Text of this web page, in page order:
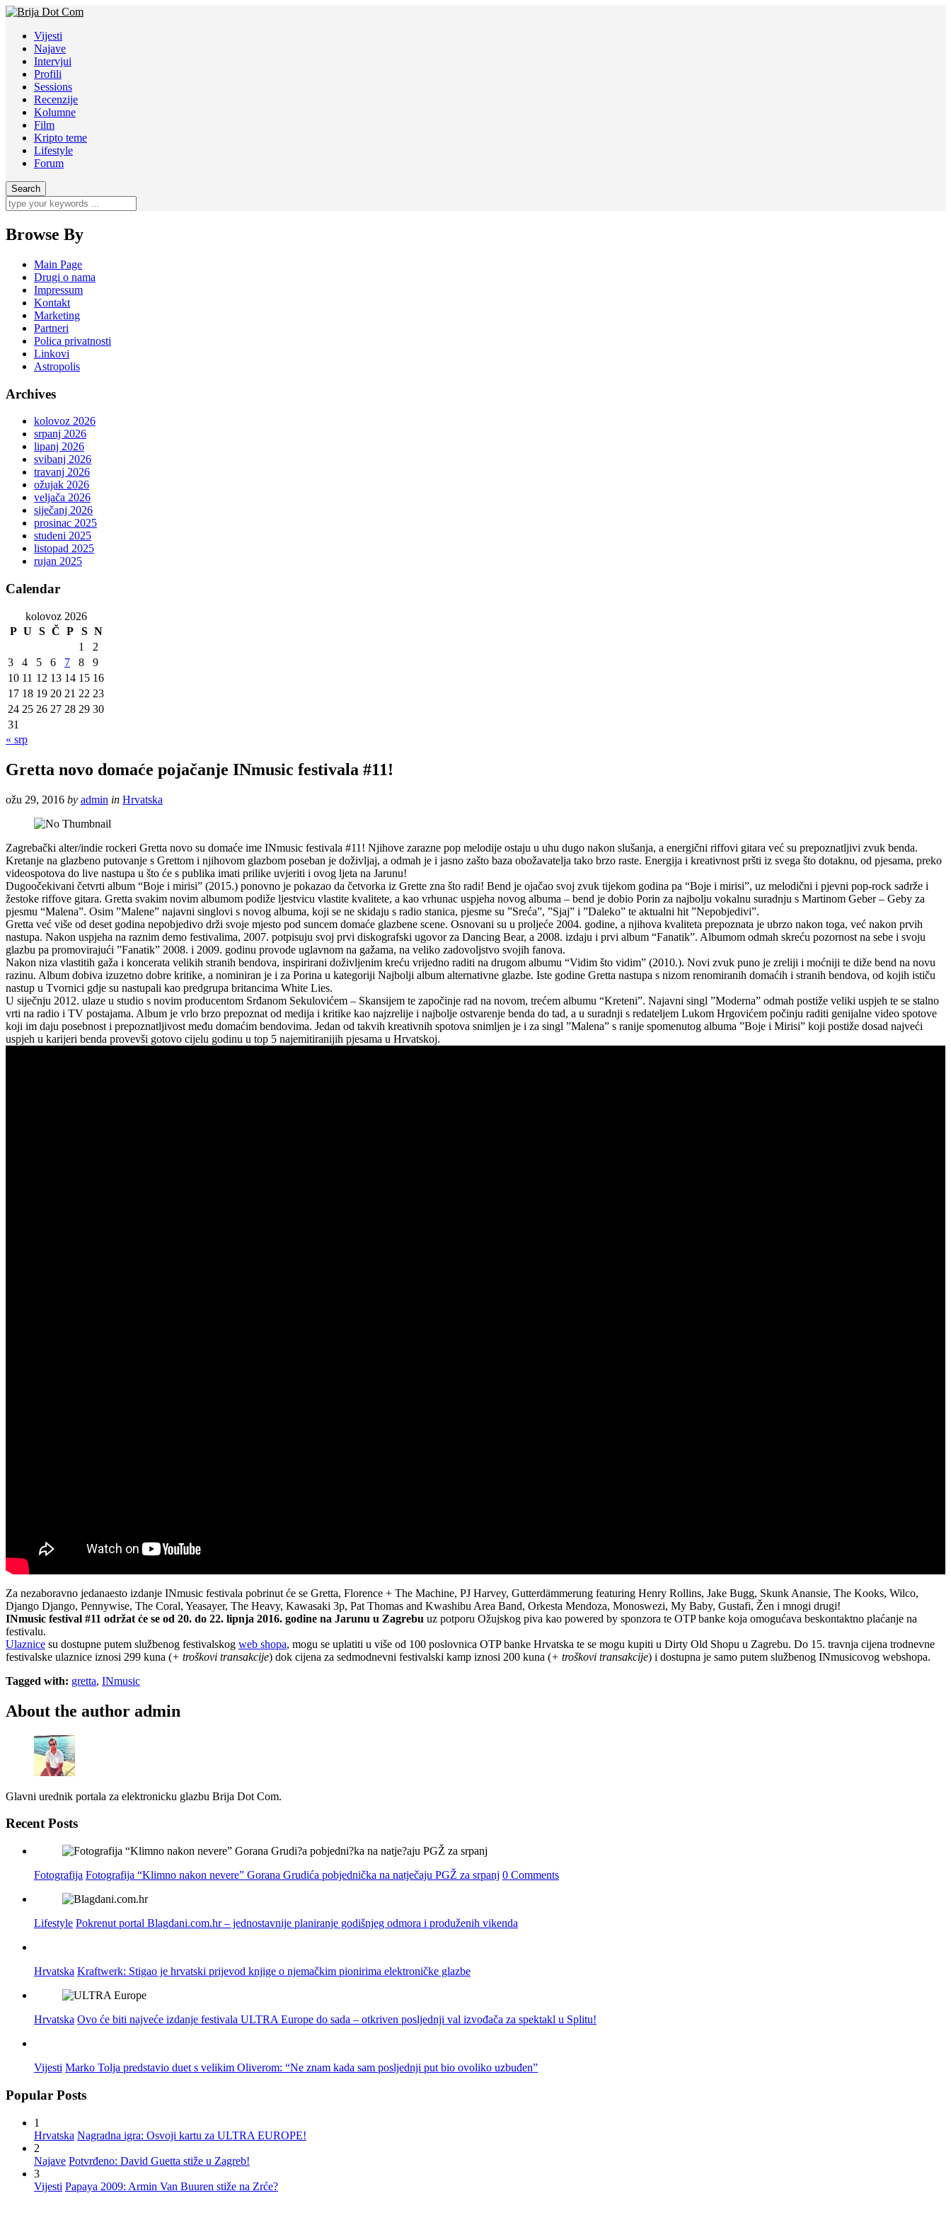
Vijesti
Najave
Intervjui
Profili
Sessions
Recenzije
Kolumne
Film
Kripto teme
Lifestyle
Forum
Browse By
Main Page
Drugi o nama
Impressum
Kontakt
Marketing
Partneri
Polica privatnosti
Linkovi
Astropolis
Archives
kolovoz 2026
srpanj 2026
lipanj 2026
svibanj 2026
travanj 2026
ožujak 2026
veljača 2026
siječanj 2026
prosinac 2025
studeni 2025
listopad 2025
rujan 2025
Calendar
kolovoz 2026
P U S Č P S N
1
2
3
4 5 6 7 8
9
10 11 12 13 14 15 16
17 18 19 20 21 22 23
24 25 26 27 28 29 30
31
« srp
Gretta novo domaće pojačanje INmusic festivala #11!
ožu 29, 2016 by admin in Hrvatska
Zagrebački alter/indie rockeri Gretta novo su domaće ime INmusic festivala #11! Njihove zarazne pop melodije ostaju u uhu dugo nakon slušanja, a energični riffovi gitara već su prepoznatljivi zvuk benda.
Kretanje na glazbeno putovanje s Grettom i njihovom glazbom poseban je doživljaj, a odmah je i jasno zašto baza obožavatelja tako brzo raste. Energija i kreativnost pršti iz svega što dotaknu, od pjesama, preko
videospotova do live nastupa u što će s publika imati prilike uvjeriti i ovog ljeta na Jarunu!
Dugoočekivani četvrti album “Boje i mirisi” (2015.) ponovno je pokazao da četvorka iz Grette zna što radi! Bend je ojačao svoj zvuk tijekom godina pa “Boje i mirisi”, uz melodični i pjevni pop-rock sadrže i
žestoke riffove gitara. Gretta svakim novim albumom podiže ljestvicu vlastite kvalitete, a kao vrhunac uspjeha novog albuma – bend je dobio Porin za najbolju vokalnu suradnju s Martinom Geber – Geby za
pjesmu “Malena”. Osim ”Malene” najavni singlovi s novog albuma, koji se ne skidaju s radio stanica, pjesme su ”Sreća”, ”Sjaj” i ”Daleko” te aktualni hit ”Nepobjedivi”.
Gretta već više od deset godina nepobjedivo drži svoje mjesto pod suncem domaće glazbene scene. Osnovani su u proljeće 2004. godine, a njihova kvaliteta prepoznata je ubrzo nakon toga, već nakon prvih
nastupa. Nakon uspjeha na raznim demo festivalima, 2007. potpisuju svoj prvi diskografski ugovor za Dancing Bear, a 2008. izdaju i prvi album “Fanatik”. Albumom odmah skreću pozornost na sebe i svoju
glazbu pa promovirajući ”Fanatik” 2008. i 2009. godinu provode uglavnom na gažama, na veliko zadovoljstvo svojih fanova.
Nakon niza vlastitih gaža i koncerata velikih stranih bendova, inspirirani doživljenim kreću vrijedno raditi na drugom albumu “Vidim što vidim” (2010.). Novi zvuk puno je zreliji i moćniji te diže bend na novu
razinu. Album dobiva izuzetno dobre kritike, a nominiran je i za Porina u kategoriji Najbolji album alternativne glazbe. Iste godine Gretta nastupa s nizom renomiranih domaćih i stranih bendova, od kojih ističu
nastup u Tvornici gdje su nastupali kao predgrupa britancima White Lies.
U siječnju 2012. ulaze u studio s novim producentom Srđanom Sekulovićem – Skansijem te započinje rad na novom, trećem albumu “Kreteni”. Najavni singl ”Moderna” odmah postiže veliki uspjeh te se stalno
vrti na radio i TV postajama. Album je vrlo brzo prepoznat od medija i kritike kao najzrelije i najbolje ostvarenje benda do tad, a u suradnji s redateljem Lukom Hrgovićem počinju raditi genijalne video spotove
koji im daju posebnost i prepoznatljivost među domaćim bendovima. Jedan od takvih kreativnih spotova snimljen je i za singl ”Malena” s ranije spomenutog albuma ”Boje i Mirisi” koji postiže dosad najveći
uspjeh u karijeri benda provevši gotovo cijelu godinu u top 5 najemitiranijih pjesama u Hrvatskoj.
Za nezaboravno jedanaesto izdanje INmusic festivala pobrinut će se Gretta, Florence + The Machine, PJ Harvey, Gutterdämmerung featuring Henry Rollins, Jake Bugg, Skunk Anansie, The Kooks, Wilco,
Django Django, Pennywise, The Coral, Yeasayer, The Heavy, Kawasaki 3p, Pat Thomas and Kwashibu Area Band, Orkesta Mendoza, Monoswezi, My Baby, Gustafi, Žen i mnogi drugi!
INmusic festival #11 održat će se od 20. do 22. lipnja 2016. godine na Jarunu u Zagrebu uz potporu Ožujskog piva kao powered by sponzora te OTP banke koja omogućava beskontaktno plaćanje na
festivalu.
Ulaznice su dostupne putem službenog festivalskog web shopa, mogu se uplatiti u više od 100 poslovnica OTP banke Hrvatska te se mogu kupiti u Dirty Old Shopu u Zagrebu. Do 15. travnja cijena trodnevne
festivalske ulaznice iznosi 299 kuna (+ troškovi transakcije) dok cijena za sedmodnevni festivalski kamp iznosi 200 kuna (+ troškovi transakcije) i dostupna je samo putem službenog INmusicovog webshopa.
Tagged with: gretta, INmusic
About the author admin
Glavni urednik portala za elektronicku glazbu Brija Dot Com.
Recent Posts
Fotografija Fotografija “Klimno nakon nevere” Gorana Grudića pobjednička na natječaju PGŽ za srpanj 0 Comments
Lifestyle Pokrenut portal Blagdani.com.hr – jednostavnije planiranje godišnjeg odmora i produženih vikenda
Hrvatska Kraftwerk: Stigao je hrvatski prijevod knjige o njemačkim pionirima elektroničke glazbe
Hrvatska Ovo će biti najveće izdanje festivala ULTRA Europe do sada – otkriven posljednji val izvođača za spektakl u Splitu!
Vijesti Marko Tolja predstavio duet s velikim Oliverom: “Ne znam kada sam posljednji put bio ovoliko uzbuđen”
Popular Posts
1
Hrvatska Nagradna igra: Osvoji kartu za ULTRA EUROPE!
2
Najave Potvrđeno: David Guetta stiže u Zagreb!
3
Vijesti Papaya 2009: Armin Van Buuren stiže na Zrće?